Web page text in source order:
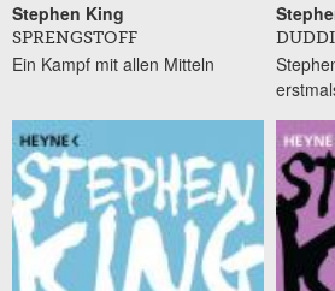
Stephen King
SPRENGSTOFF
Ein Kampf mit allen Mitteln